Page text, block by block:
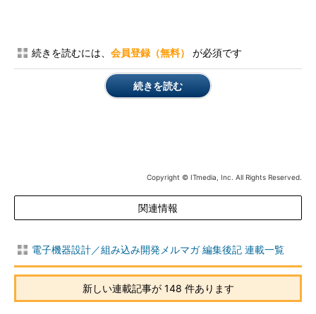
続きを読むには、 会員登録（無料） が必須です
続きを読む
Copyright © ITmedia, Inc. All Rights Reserved.
関連情報
電子機器設計／組み込み開発メルマガ 編集後記 連載一覧
新しい連載記事が 148 件あります